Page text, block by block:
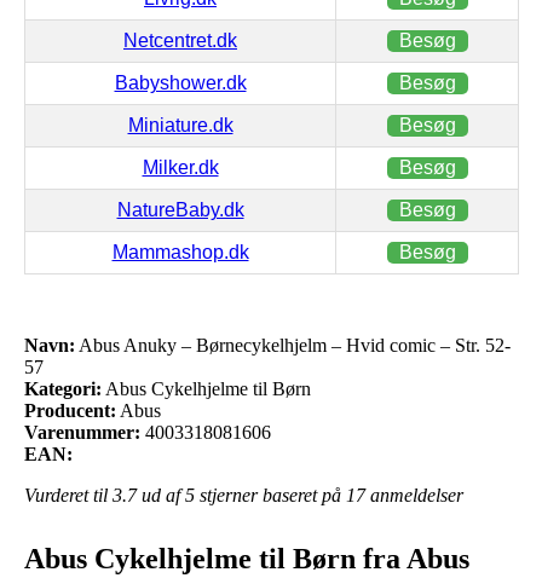
Netcentret.dk Besøg
Babyshower.dk Besøg
Miniature.dk Besøg
Milker.dk Besøg
NatureBaby.dk Besøg
Mammashop.dk Besøg
Navn: Abus Anuky – Børnecykelhjelm – Hvid comic – Str. 52-
57
Kategori: Abus Cykelhjelme til Børn
Producent: Abus
Varenummer: 4003318081606
EAN:
Vurderet til 3.7ud af 5 stjerner baseret på 17anmeldelser
Abus Cykelhjelme til Børn fra Abus